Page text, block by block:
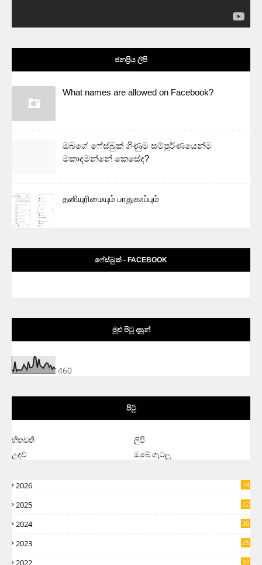
ජනප්‍රිය ලිපි
What names are allowed on Facebook?
ඔබගේ ෆේස්බුක් ගිණුම සම්පූර්ණයෙන්ම
මකාදමන්නේ කෙසේද?
தனியுரிமையும் பாதுகாப்பும்
ෆේස්බුක් - FACEBOOK
මුළු පිටු දසුන්
460
පිටු
හිතවතී
ලිපි
උදව්
ඔබේ ගැටලු
2026 14
2025 22
2024 30
2023 25
2022 37